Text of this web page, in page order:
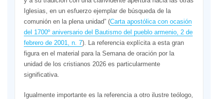
Iglesias, en un esfuerzo ejemplar de búsqueda de la
comunión en la plena unidad” (Carta apostólica con ocasión
del 1700º aniversario del Bautismo del pueblo armenio, 2 de
febrero de 2001, n. 7). La referencia explícita a esta gran
figura en el material para la Semana de oración por la
unidad de los cristianos 2026 es particularmente
significativa.
Igualmente importante es la referencia a otro ilustre teólogo,